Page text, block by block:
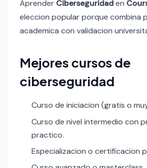
Aprender Ciberseguridaden
eleccion popular porque combina
academica con validacion
Mejores cursos de
ciberseguridad
Curso de iniciacion (gratis o
Curso de nivel intermedio con
practico.
Especializacion o certificacion